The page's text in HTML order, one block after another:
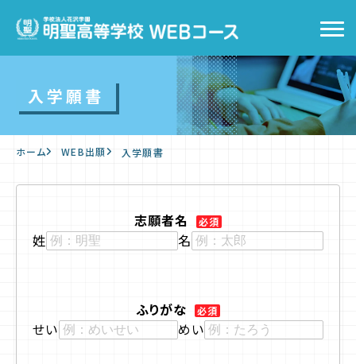
入学をお考えの方へ
入学願書
ホーム WEB出願 入学願書
志願者名 必須
姓 名
ふりがな 必須
せい めい